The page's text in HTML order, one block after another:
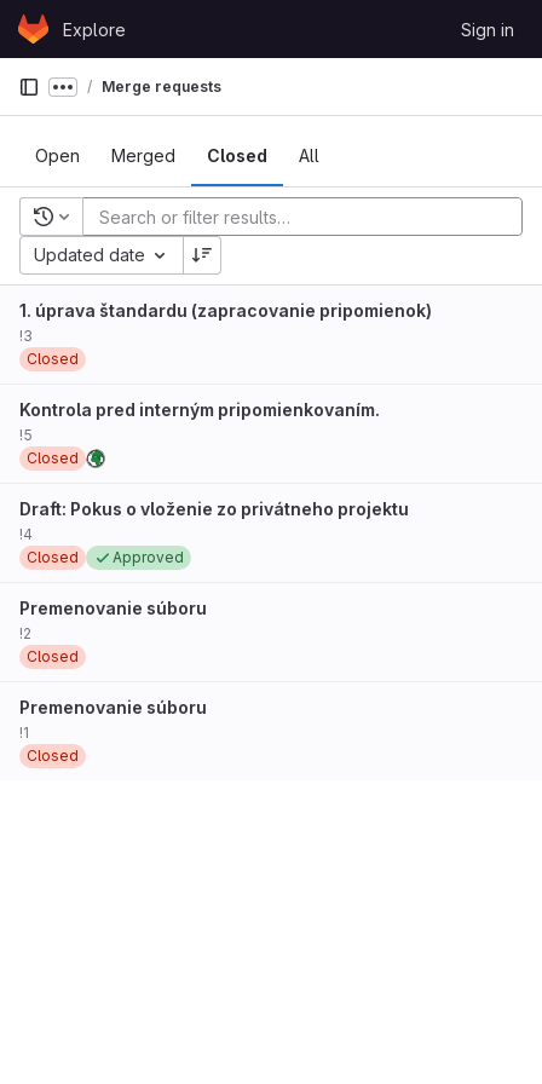
Skip to content
GitLabExplore Sign in
Show more breadcrumbs
Merge requests
Open Merged Closed All
Recent searches
Updated date
1. úprava štandardu (zapracovanie pripomienok)
!3
Closed
Kontrola pred interným pripomienkovaním.
!5
Closed
Draft: Pokus o vloženie zo privátneho projektu
!4
Closed
Approved
Premenovanie súboru
!2
Closed
Premenovanie súboru
!1
Closed